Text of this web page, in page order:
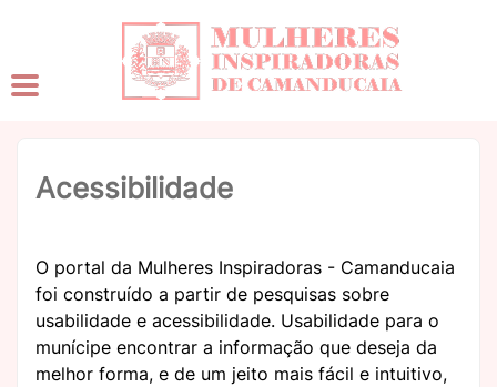
Acessibilidade
O portal da Mulheres Inspiradoras - Camanducaia
foi construído a partir de pesquisas sobre
usabilidade e acessibilidade. Usabilidade para o
munícipe encontrar a informação que deseja da
melhor forma, e de um jeito mais fácil e intuitivo,